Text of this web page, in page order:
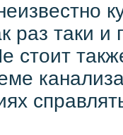
раз таки и
стоит